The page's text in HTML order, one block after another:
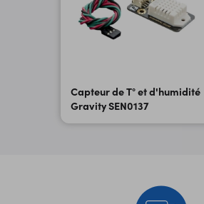
Capteur de T° et d'humidité
Gravity SEN0137